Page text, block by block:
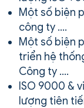
Một số biện
công ty ….
Một số biện
triển hệ
Công ty ….
ISO 9000 &
lượng tiên